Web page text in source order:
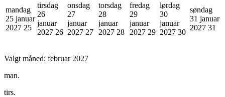
mandag
25 januar
2027 25
tirsdag
26
januar
2027 26
onsdag
27
januar
2027 27
torsdag
28
januar
2027 28
fredag
29
januar
2027 29
lørdag
30
januar
2027 30
søndag
31 januar
2027 31
Valgt måned: februar 2027
man.
tirs.